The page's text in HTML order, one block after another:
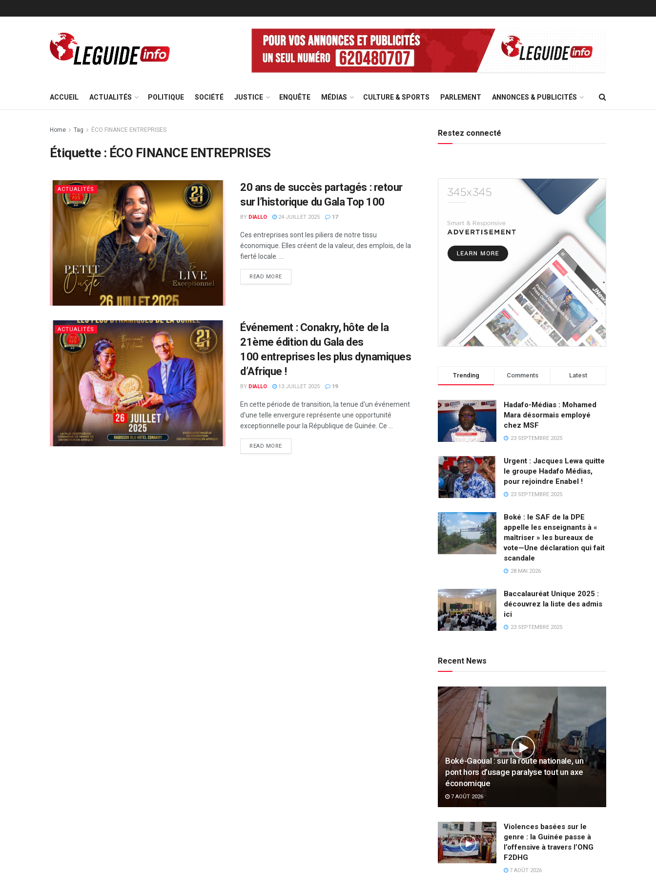
ACCUEIL ACTUALITÉS POLITIQUE SOCIÉTÉ JUSTICE ENQUÊTE MÉDIAS CULTURE & SPORTS PARLEMENT ANNONCES & PUBLICITÉS
Home Tag ÉCO FINANCE ENTREPRISES
Étiquette : ÉCO FINANCE ENTREPRISES
ACTUALITÉS
20 ans de succès partagés : retour
sur l’historique du Gala Top 100
BY DIALLO 24 JUILLET 2025 17
Ces entreprises sont les piliers de notre tissu
économique. Elles créent de la valeur, des emplois, de la
fierté locale. ...
READ MORE
ACTUALITÉS
Événement : Conakry, hôte de la
21ème édition du Gala des
100 entreprises les plus dynamiques
d’Afrique !
BY DIALLO 13 JUILLET 2025 19
En cette période de transition, la tenue d'un événement
d'une telle envergure représente une opportunité
exceptionnelle pour la République de Guinée. Ce ...
READ MORE
Restez connecté
Trending Comments Latest
Hadafo-Médias : Mohamed
Mara désormais employé
chez MSF
23 SEPTEMBRE 2025
Urgent : Jacques Lewa quitte
le groupe Hadafo Médias,
pour rejoindre Enabel !
23 SEPTEMBRE 2025
Boké : le SAF de la DPE
appelle les enseignants à «
maîtriser » les bureaux de
vote—Une déclaration qui fait
scandale
28 MAI 2026
Baccalauréat Unique 2025 :
découvrez la liste des admis
ici
23 SEPTEMBRE 2025
Recent News
Boké-Gaoual : sur la route nationale, un
pont hors d’usage paralyse tout un axe
économique
7 AOÛT 2026
Violences basées sur le
genre : la Guinée passe à
l’offensive à travers l’ONG
F2DHG
7 AOÛT 2026